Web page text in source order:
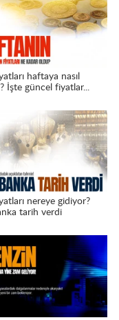
haftaya nasıl
İşte güncel fiyatlar...
nereye gidiyor?
tarih verdi